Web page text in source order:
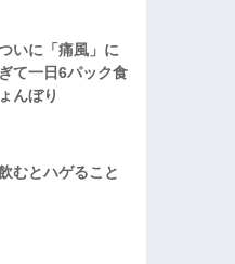
いに「痛風」に
て一日6パック食
んぼり
むとハゲること